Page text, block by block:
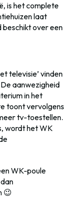
is het complete
laat
over een
televisie’ vinden
De aanwezigheid
in het
toont vervolgens
tv-toestellen.
wordt het WK
WK-poule
😉